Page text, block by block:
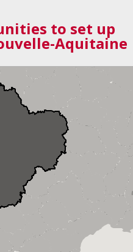
to set up
Aquitaine